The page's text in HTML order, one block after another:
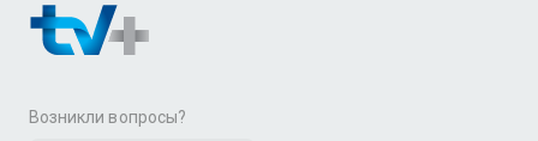
Возникли вопросы?